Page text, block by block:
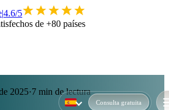
|4.6/5
de +80 países
Consulta gratuita
2025·7 min de lectura